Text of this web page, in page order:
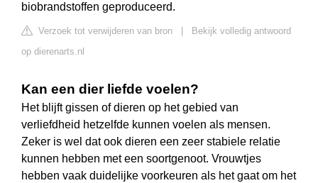
biobrandstoffen geproduceerd.
Verzoek tot verwijderen van bron
Bekijk volledig antwoord
op dierenarts.nl
Kan een dier liefde voelen?
Het blijft gissen of dieren op het gebied van
verliefdheid hetzelfde kunnen voelen als mensen.
Zeker is wel dat ook dieren een zeer stabiele relatie
kunnen hebben met een soortgenoot. Vrouwtjes
hebben vaak duidelijke voorkeuren als het gaat om het